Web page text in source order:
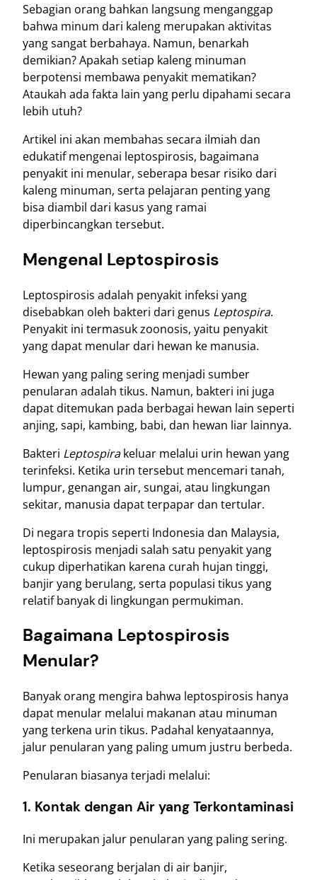
Sebagian orang bahkan langsung menganggap
bahwa minum dari kaleng merupakan aktivitas
yang sangat berbahaya. Namun, benarkah
demikian? Apakah setiap kaleng minuman
berpotensi membawa penyakit mematikan?
Ataukah ada fakta lain yang perlu dipahami secara
lebih utuh?
Artikel ini akan membahas secara ilmiah dan
edukatif mengenai leptospirosis, bagaimana
penyakit ini menular, seberapa besar risiko dari
kaleng minuman, serta pelajaran penting yang
bisa diambil dari kasus yang ramai
diperbincangkan tersebut.
Mengenal Leptospirosis
Leptospirosis adalah penyakit infeksi yang
disebabkan oleh bakteri dari genus Leptospira.
Penyakit ini termasuk zoonosis, yaitu penyakit
yang dapat menular dari hewan ke manusia.
Hewan yang paling sering menjadi sumber
penularan adalah tikus. Namun, bakteri ini juga
dapat ditemukan pada berbagai hewan lain seperti
anjing, sapi, kambing, babi, dan hewan liar lainnya.
Bakteri Leptospirakeluar melalui urin hewan yang
terinfeksi. Ketika urin tersebut mencemari tanah,
lumpur, genangan air, sungai, atau lingkungan
sekitar, manusia dapat terpapar dan tertular.
Di negara tropis seperti Indonesia dan Malaysia,
leptospirosis menjadi salah satu penyakit yang
cukup diperhatikan karena curah hujan tinggi,
banjir yang berulang, serta populasi tikus yang
relatif banyak di lingkungan permukiman.
Bagaimana Leptospirosis
Menular?
Banyak orang mengira bahwa leptospirosis hanya
dapat menular melalui makanan atau minuman
yang terkena urin tikus. Padahal kenyataannya,
jalur penularan yang paling umum justru berbeda.
Penularan biasanya terjadi melalui:
1. Kontak dengan Air yang Terkontaminasi
Ini merupakan jalur penularan yang paling sering.
Ketika seseorang berjalan di air banjir,